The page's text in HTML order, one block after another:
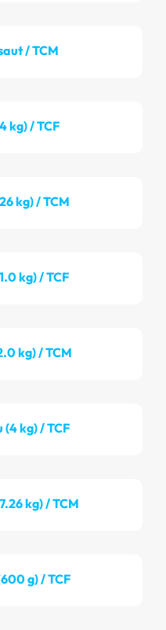
/ TCM
kg) / TCF
kg) / TCM
kg) / TCF
kg) / TCM
kg) / TCF
kg) / TCM
g) / TCF